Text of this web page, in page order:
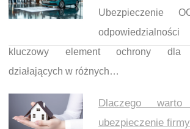
Ubezpieczenie
kluczowy element ochrony dla
działających w różnych…
Dlaczego
ubezpieczenie